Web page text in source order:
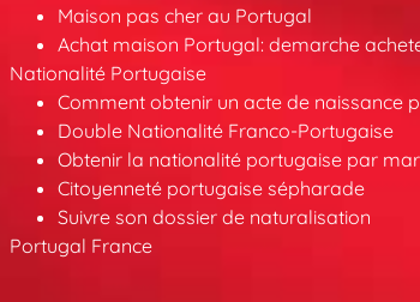
Maison pas cher au Portugal
Achat maison Portugal: demarche
Nationalité Portugaise
Comment obtenir un acte de naissance
Double Nationalité Franco-Portugaise
Obtenir la nationalité portugaise par
Citoyenneté portugaise sépharade
Suivre son dossier de naturalisation
Portugal France